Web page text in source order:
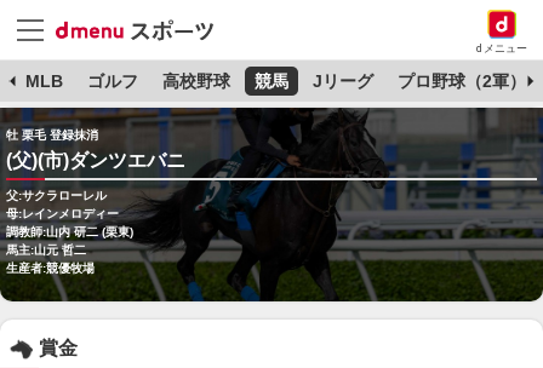
dメニュー
MLB ゴルフ 高校野球 競馬 Jリーグ プロ野球（2軍）
牡 栗毛 登録抹消
(父)(市)ダンツエバニ
父:サクラローレル
母:レインメロディー
調教師:山内 研二 (栗東)
馬主:山元 哲二
生産者:競優牧場
賞金